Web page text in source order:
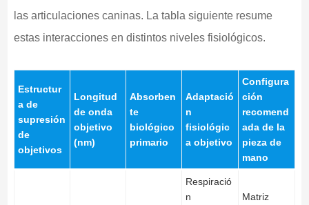
las articulaciones caninas. La tabla siguiente resume
estas interacciones en distintos niveles fisiológicos.
Estructur
a de
supresión
de
objetivos
Longitud
de onda
objetivo
(nm)
Absorben
te
biológico
primario
Adaptació
n
fisiológic
a objetivo
Configura
ción
recomend
ada de la
pieza de
mano
Respiració
n
Matriz